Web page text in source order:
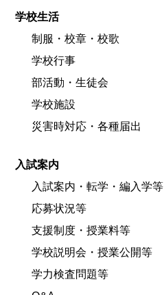
学校生活
制服・校章・校歌
学校行事
部活動・生徒会
学校施設
災害時対応・各種届出
入試案内
入試案内・転学・編入学等
応募状況等
支援制度・授業料等
学校説明会・授業公開等
学力検査問題等